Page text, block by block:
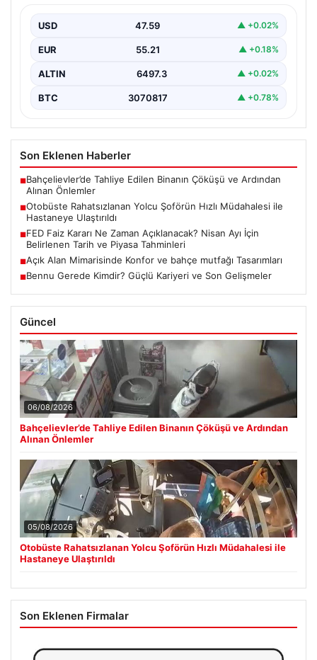
Trabzon'da halk otobüsünde aniden rahatsızlanan 76
Sinan…
USD 47.59 ▲ +0.02%
EUR 55.21 ▲ +0.18%
ALTIN 6497.3 ▲ +0.02%
BTC 3070817 ▲ +0.78%
Son Eklenen Haberler
■Bahçelievler’de Tahliye Edilen Binanın Çöküşü ve Ardından
Alınan Önlemler
■Otobüste Rahatsızlanan Yolcu Şoförün Hızlı Müdahalesi ile
Hastaneye Ulaştırıldı
■FED Faiz Kararı Ne Zaman Açıklanacak? Nisan Ayı İçin
Belirlenen Tarih ve Piyasa Tahminleri
■Açık Alan Mimarisinde Konfor ve bahçe mutfağı Tasarımları
■Bennu Gerede Kimdir? Güçlü Kariyeri ve Son Gelişmeler
Güncel
06/08/2026
Bahçelievler’de Tahliye Edilen Binanın Çöküşü ve Ardından
Alınan Önlemler
05/08/2026
Otobüste Rahatsızlanan Yolcu Şoförün Hızlı Müdahalesi ile
Hastaneye Ulaştırıldı
Son Eklenen Firmalar